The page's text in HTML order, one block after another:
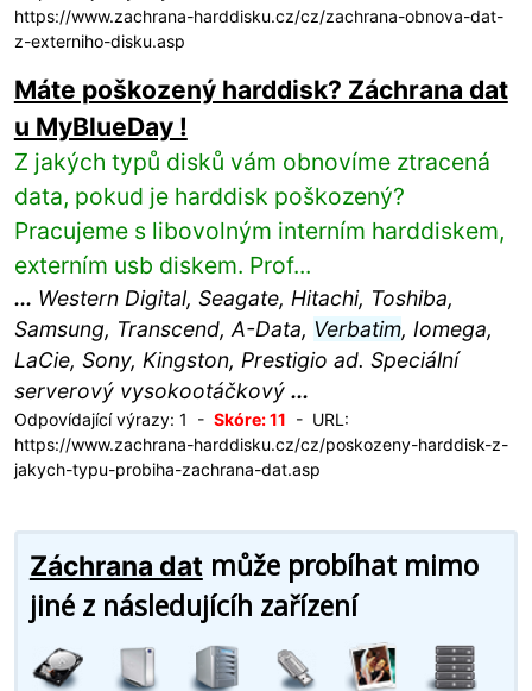
https://www.zachrana-harddisku.cz/cz/zachrana-obnova-dat-
z-externiho-disku.asp
Máte poškozený harddisk? Záchrana dat
u MyBlueDay !
Z jakých typů disků vám obnovíme ztracená
data, pokud je harddisk poškozený?
Pracujeme s libovolným interním harddiskem,
externím usb diskem. Prof...
... Western Digital, Seagate, Hitachi, Toshiba,
Samsung, Transcend, A-Data, Verbatim, Iomega,
LaCie, Sony, Kingston, Prestigio ad. Speciální
serverový vysokootáčkový ...
Odpovídající výrazy: 1 - Skóre: 11 - URL:
https://www.zachrana-harddisku.cz/cz/poskozeny-harddisk-z-
jakych-typu-probiha-zachrana-dat.asp
Záchrana datmůže probíhat mimo
jiné z následujícíh zařízení